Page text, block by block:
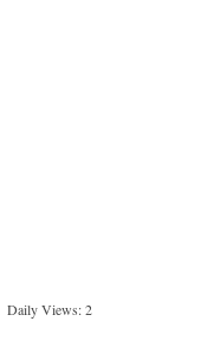
Daily Views: 2